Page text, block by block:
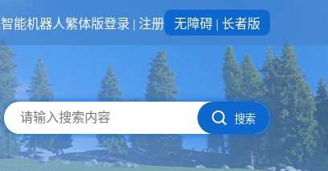
智能机器人繁体版登录 | 注册 无障碍 | 长者版
搜索